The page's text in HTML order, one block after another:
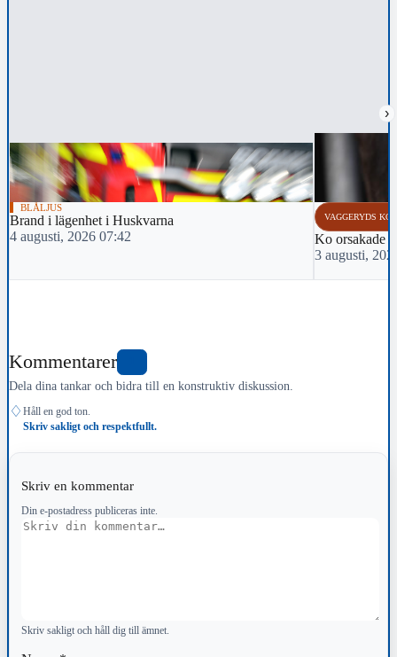
›
BLÅLJUS
Brand i lägenhet i Huskvarna
4 augusti, 2026 07:42
VAGGERYDS
Ko orsakade
3 augusti,
Kommentarer
Dela dina tankar och bidra till en konstruktiv diskussion.
♢ Håll en god ton.
Skriv sakligt och respektfullt.
Skriv en kommentar
Din e-postadress publiceras inte.
Kommentar
Skriv sakligt och håll dig till ämnet.